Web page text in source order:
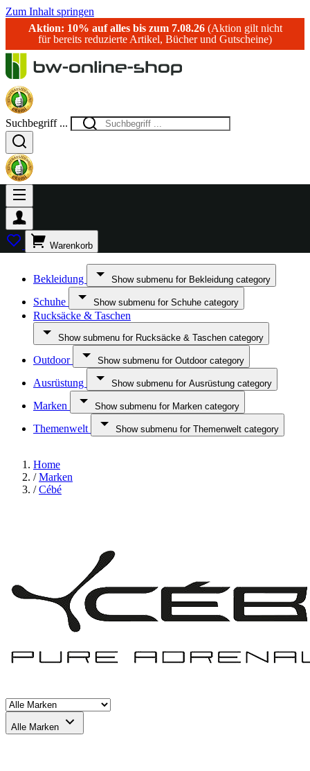
Zum Inhalt springen
Aktion: 10% auf alles bis zum 7.08.26(Aktion gilt nicht
für bereits reduzierte Artikel, Bücher und Gutscheine)
Suchbegriff ...
Warenkorb
Bekleidung Show submenu for Bekleidung category
Schuhe Show submenu for Schuhe category
Rucksäcke & Taschen
Show submenu for Rucksäcke & Taschen category
Outdoor Show submenu for Outdoor category
Ausrüstung Show submenu for Ausrüstung category
Marken Show submenu for Marken category
Themenwelt Show submenu for Themenwelt category
Home
/ Marken
/ Cébé
Alle Marken